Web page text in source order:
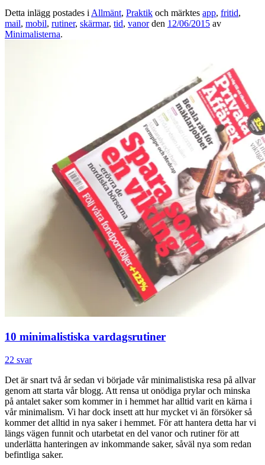
Detta inlägg postades iAllmänt, Praktik och märktes app, fritid,
mail, mobil, rutiner, skärmar, tid, vanorden 12/06/2015 av
Minimalisterna.
10 minimalistiska vardagsrutiner
22 svar
Det är snart två år sedan vi började vår minimalistiska resa på allvar
genom att starta vår blogg. Att rensa ut onödiga prylar och minska
på antalet saker som kommer in i hemmet har alltid varit en kärna i
vår minimalism. Vi har dock insett att hur mycket vi än försöker så
kommer det alltid in nya saker i hemmet. För att hantera detta har vi
längs vägen funnit och utarbetat en del vanor och rutiner för att
underlätta hanteringen av inkommande saker, såväl nya som redan
befintliga saker.